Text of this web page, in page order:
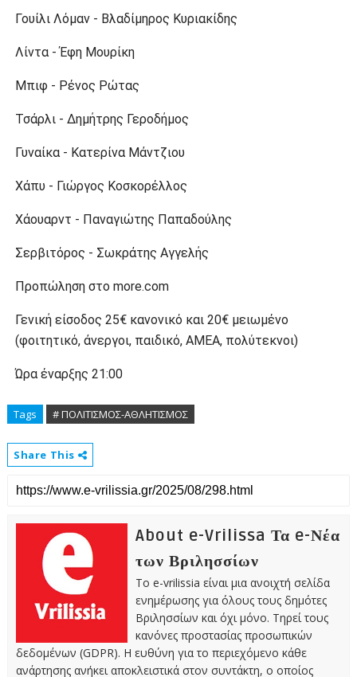
Γουίλι Λόμαν - Βλαδίμηρος Κυριακίδης
Λίντα - Έφη Μουρίκη
Μπιφ - Ρένος Ρώτας
Τσάρλι - Δημήτρης Γεροδήμος
Γυναίκα - Κατερίνα Μάντζιου
Χάπυ - Γιώργος Κοσκορέλλος
Χάουαρντ - Παναγιώτης Παπαδούλης
Σερβιτόρος - Σωκράτης Αγγελής
Προπώληση στο more.com
Γενική είσοδος 25€ κανονικό και 20€ μειωμένο
(φοιτητικό, άνεργοι, παιδικό, ΑΜΕΑ, πολύτεκνοι)
Ώρα έναρξης 21:00
Tags # ΠΟΛΙΤΙΣΜΟΣ-ΑΘΛΗΤΙΣΜΟΣ
Share This
About e-Vrilissa Τα e-Νέα
των Βριλησσίων
Το e-vrilissia είναι μια ανοιχτή σελίδα
ενημέρωσης για όλους τους δημότες
Βριλησσίων και όχι μόνο. Τηρεί τους
κανόνες προστασίας προσωπικών
δεδομένων (GDPR). Η ευθύνη για το περιεχόμενο κάθε
ανάρτησης ανήκει αποκλειστικά στον συντάκτη, ο οποίος